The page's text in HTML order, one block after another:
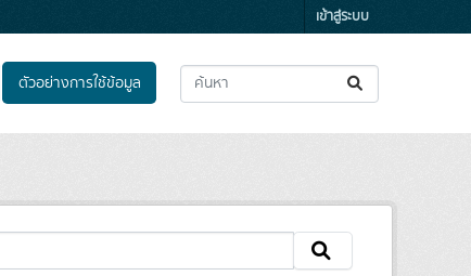
เข้าสู่ระบบ
ตัวอย่างการใช้ข้อมูล